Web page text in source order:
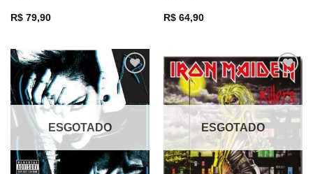
R$79,90 R$64,90
Adicionar
a lista de
desejos
ESGOTADO
Adicionar
a lista de
desejos
ESGOTADO